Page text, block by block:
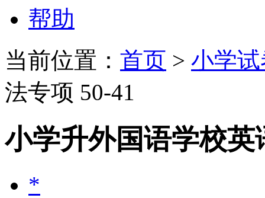
帮助
当前位置： 首页 > 小学
法专项 50-41
小学升外国语学校英
*